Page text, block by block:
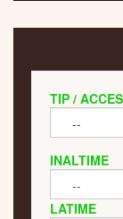
TIP /
INALTIME
LATIME